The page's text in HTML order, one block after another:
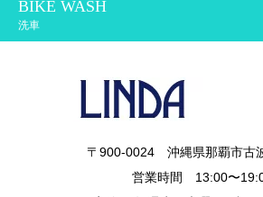
BIKE WASH
洗車
〒900-0024 沖縄県那覇市古
営業時間 13:00〜